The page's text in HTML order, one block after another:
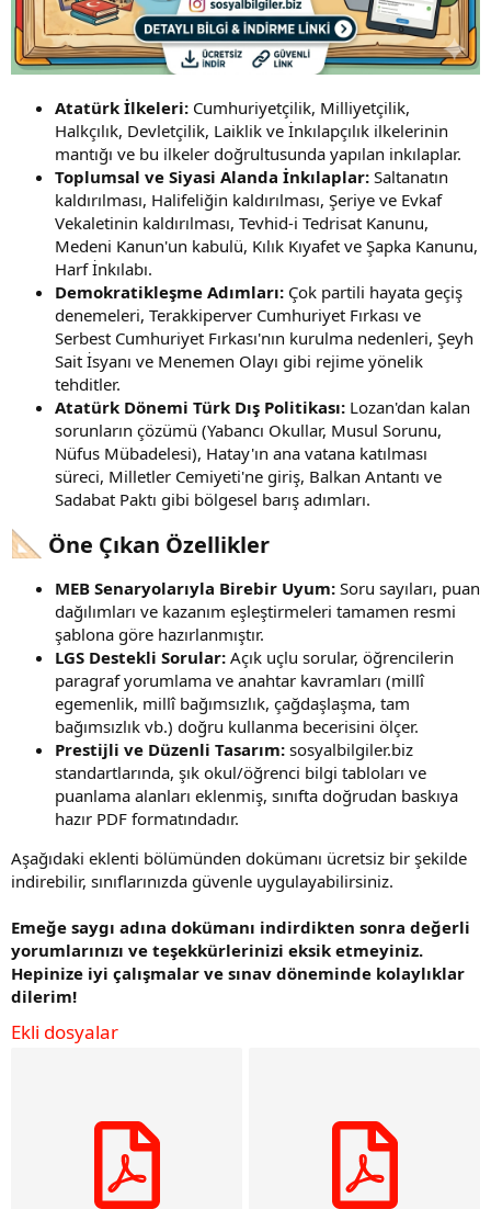
Atatürk İlkeleri: Cumhuriyetçilik, Milliyetçilik,
Halkçılık, Devletçilik, Laiklik ve İnkılapçılık ilkelerinin
mantığı ve bu ilkeler doğrultusunda yapılan inkılaplar.
Toplumsal ve Siyasi Alanda İnkılaplar: Saltanatın
kaldırılması, Halifeliğin kaldırılması, Şeriye ve Evkaf
Vekaletinin kaldırılması, Tevhid-i Tedrisat Kanunu,
Medeni Kanun'un kabulü, Kılık Kıyafet ve Şapka Kanunu,
Harf İnkılabı.
Demokratikleşme Adımları: Çok partili hayata geçiş
denemeleri, Terakkiperver Cumhuriyet Fırkası ve
Serbest Cumhuriyet Fırkası'nın kurulma nedenleri, Şeyh
Sait İsyanı ve Menemen Olayı gibi rejime yönelik
tehditler.
Atatürk Dönemi Türk Dış Politikası: Lozan'dan kalan
sorunların çözümü (Yabancı Okullar, Musul Sorunu,
Nüfus Mübadelesi), Hatay'ın ana vatana katılması
süreci, Milletler Cemiyeti'ne giriş, Balkan Antantı ve
Sadabat Paktı gibi bölgesel barış adımları.
Öne Çıkan Özellikler​
MEB Senaryolarıyla Birebir Uyum: Soru sayıları, puan
dağılımları ve kazanım eşleştirmeleri tamamen resmi
şablona göre hazırlanmıştır.
LGS Destekli Sorular: Açık uçlu sorular, öğrencilerin
paragraf yorumlama ve anahtar kavramları (millî
egemenlik, millî bağımsızlık, çağdaşlaşma, tam
bağımsızlık vb.) doğru kullanma becerisini ölçer.
Prestijli ve Düzenli Tasarım: sosyalbilgiler.biz
standartlarında, şık okul/öğrenci bilgi tabloları ve
puanlama alanları eklenmiş, sınıfta doğrudan baskıya
hazır PDF formatındadır.
Aşağıdaki eklenti bölümünden dokümanı ücretsiz bir şekilde
indirebilir, sınıflarınızda güvenle uygulayabilirsiniz.
Emeğe saygı adına dokümanı indirdikten sonra değerli
yorumlarınızı ve teşekkürlerinizi eksik etmeyiniz.
Hepinize iyi çalışmalar ve sınav döneminde kolaylıklar
dilerim!
Ekli dosyalar